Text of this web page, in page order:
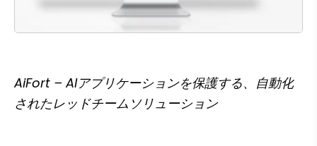
AiFort – AIアプリケーションを保護する、自動化
されたレッドチームソリューション